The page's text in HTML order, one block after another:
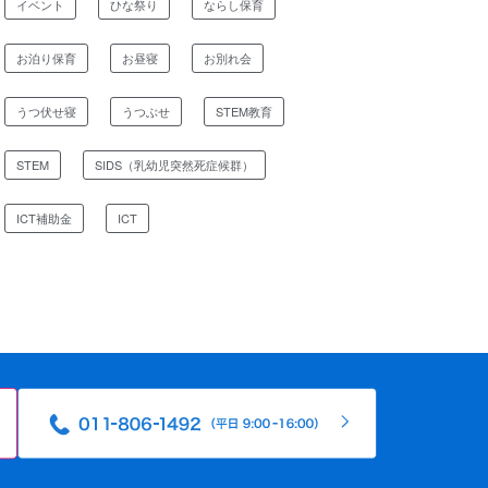
イベント ひな祭り ならし保育
お泊り保育 お昼寝 お別れ会
うつ伏せ寝 うつぶせ STEM教育
STEM SIDS（乳幼児突然死症候群）
ICT補助金 ICT